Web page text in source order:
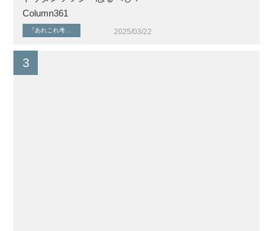
Column361
『住まいを考える』シリーズ
2025/03/22